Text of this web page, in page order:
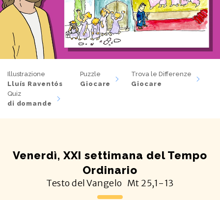
Illustrazione
Lluís Raventós
Puzzle
Giocare
Trova le Differenze
Giocare
Quiz
di domande
Venerdì, XXI settimana del Tempo
Ordinario
Testo del Vangelo Mt 25,1-13